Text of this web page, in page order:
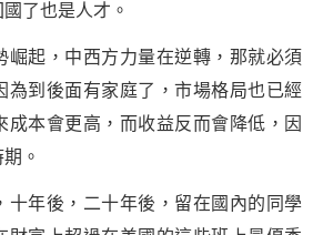
了也是人才。
崛起，中西方力量在逆轉，那就必須
為到後面有家庭了，市場格局也已經
成本會更高，而收益反而會降低，因
。
十年後，二十年後，留在國內的同學